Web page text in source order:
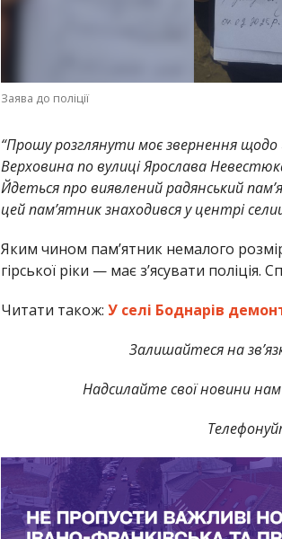
Заява до поліції
“Прошу розглянути моє звернення
Верховина по вулиці Ярослава
Йдеться про виявлений радянський
цей пам’ятник знаходився у центрі
Яким чином пам’ятник немалого
гірської ріки — має з’ясувати
Читати також: У селі Боднарів
Залишайтеся на
Надсилайте свої новини